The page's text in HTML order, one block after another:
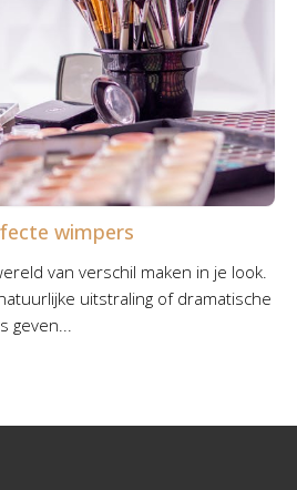
wimpers
van verschil maken in je look.
uitstraling of dramatische
geven...